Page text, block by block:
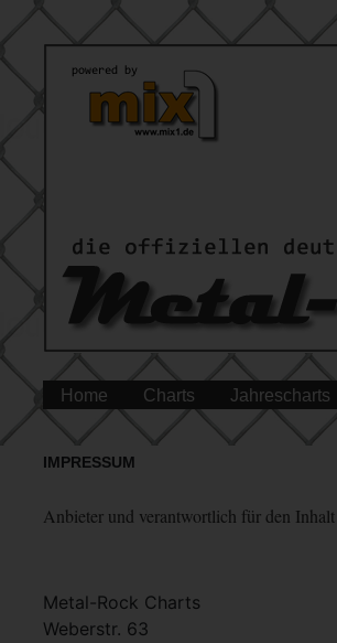
Home Charts Jahrescharts
IMPRESSUM
Anbieter und verantwortlich für den Inhalt
Metal-Rock Charts
Weberstr. 63